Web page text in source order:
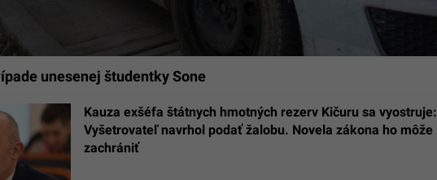
unesenej študentky Sone
Kauza exšéfa štátnych hmotných rezerv Kičuru sa vyostruje:
Vyšetrovateľ navrhol podať žalobu. Novela zákona ho môže
zachrániť